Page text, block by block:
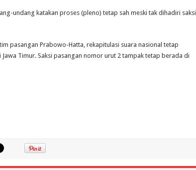
undang katakan proses (pleno) tetap sah meski tak dihadiri saksi
pasangan Prabowo-Hatta, rekapitulasi suara nasional tetap
Timur. Saksi pasangan nomor urut 2 tampak tetap berada di